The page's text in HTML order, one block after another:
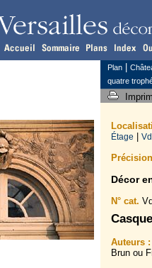
Étage
Décor
N° cat.
Auteurs :
Brun ou
Plan
quatre